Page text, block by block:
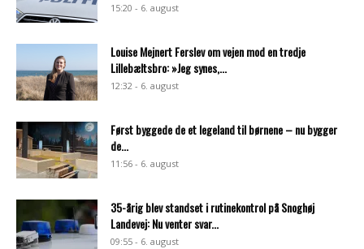
15:20 - 6. august
Louise Mejnert Ferslev om vejen mod en tredje
Lillebæltsbro: »Jeg synes,...
12:32 - 6. august
Først byggede de et legeland til børnene – nu bygger
de...
11:56 - 6. august
35-årig blev standset i rutinekontrol på Snoghøj
Landevej: Nu venter svar...
09:55 - 6. august